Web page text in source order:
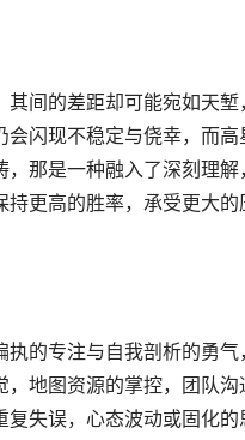
间的差距却可能宛如天
闪现不稳定与侥幸，而
那是一种融入了深刻理
更高的胜率，承受更大
的专注与自我剖析的勇气
地图资源的掌控，团队
失误，心态波动或固化